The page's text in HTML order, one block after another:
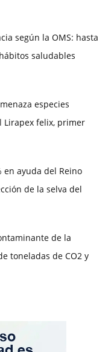
según la OMS: hasta
saludables
especies
Lirapex felix, primer
en ayuda del Reino
de la selva del
de la
toneladas de CO2 y